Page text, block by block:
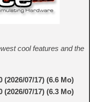
cool features and the
07/17) (6.6 Mo)
07/17) (6.3 Mo)